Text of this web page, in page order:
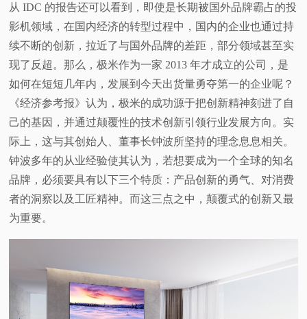
从 IDC 的报告还可以看到，即使是长期被国外品牌霸占的投
影机领域，在国内经济的转型过程中，国内的企业也通过持
续不断的创新，拉近了与国外品牌的差距，部分领域甚至实
现了反超。那么，极米作为一家 2013 年才成立的公司，是
如何在短短几年内，发展到今天出货量勇夺第一的企业呢？
《经济参考报》认为，极米的成功源于把创新精神刻进了自
己的基因，并通过颠覆性的技术创新引领行业发展方向。实
际上，这与其创始人、董事长钟波所坚持的理念息息相关。
钟波多年的从业经验使其认为，若想要成为一个全球的知名
品牌，必须要具有以下三个特质：产品创新的勇气、对消费
者的洞察以及工匠精神。而这三点之中，颠覆式的创新又最
为重要。